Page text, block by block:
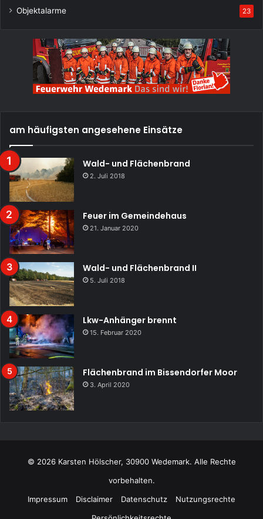
Objektalarme 23
am häufigsten angesehene Einsätze
Wald- und Flächenbrand
2. Juli 2018
Feuer im Gemeindehaus
21. Januar 2020
Wald- und Flächenbrand II
5. Juli 2018
Lkw-Anhänger brennt
15. Februar 2020
Flächenbrand im Bissendorfer Moor
3. April 2020
© 2026 Karsten Hölscher, 30900 Wedemark. Alle Rechte
vorbehalten.
Impressum
Disclaimer Datenschutz
Nutzungsrechte